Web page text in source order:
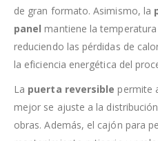
de gran formato. Asimismo, la
panel mantiene la
reduciendo las pérdidas de
la eficiencia energética del
La puerta reversible permite
mejor se ajuste a la
obras. Además, el cajón para